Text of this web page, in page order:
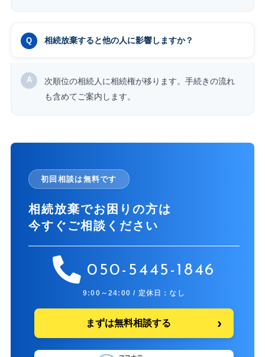
相続放棄すると他の人に影響しますか？
次順位の相続人に相続権が移ります。手続きの流れ
も含めてご案内します。
初回相談は無料です
相続放棄でお困りの方は
今すぐご相談ください
050-5445-1846
9:00～24:00 / 定休日：なし
まずは無料相談する